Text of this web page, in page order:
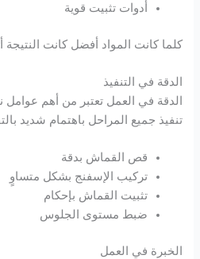
أدوات تثبيت قوية
كلما كانت المواد أفضل كانت
الدقة في التنفيذ
الدقة في العمل تعتبر من أهم
تنفيذ جميع المراحل باهتمام شديد
قص القماش بدقة
تركيب الإسفنج بشكل متساوٍ
تثبيت القماش بإحكام
ضبط مستوى الجلوس
الخبرة في العمل